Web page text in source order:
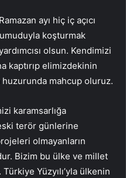
ayı hiç iç açıcı
koşturmak
olsun. Kendimizi
kaptırıp elimizdekinin
mahcup oluruz.
karamsarlığa
terör günlerine
olmayanların
Bizim bu ülke ve millet
Yüzyılı’yla ülkenin